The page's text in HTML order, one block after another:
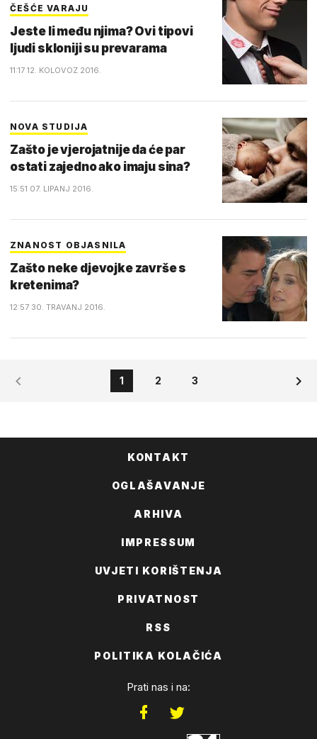
ČEŠĆE VARAJU
Jeste li među njima? Ovi tipovi
ljudi skloniji su prevarama
11:17 12. KOLOVOZ 2016.
NOVA STUDIJA
Zašto je vjerojatnije da će par
ostati zajedno ako imaju sina?
15:51 07. LIPANJ 2016.
ZNANOST OBJASNILA
Zašto neke djevojke završe s
kretenima?
12:57 30. TRAVANJ 2016.
1 2 3
KONTAKT
OGLAŠAVANJE
ARHIVA
IMPRESSUM
UVJETI KORIŠTENJA
PRIVATNOST
RSS
POLITIKA KOLAČIĆA
Prati nas i na: